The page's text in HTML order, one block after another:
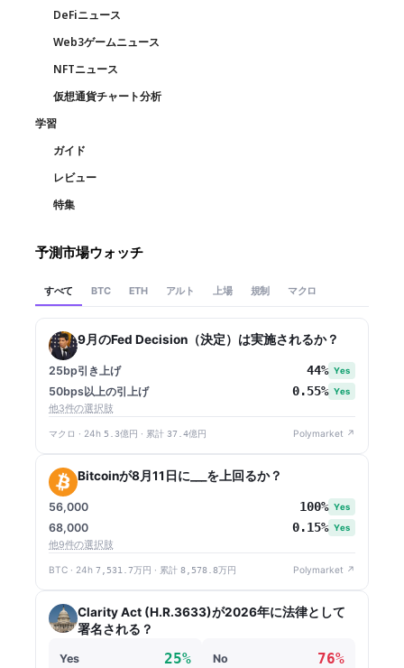
DeFiニュース
Web3ゲームニュース
NFTニュース
仮想通貨チャート分析
学習
ガイド
レビュー
特集
予測市場ウォッチ
すべて BTC ETH アルト 上場 規制 マクロ
9月のFed Decision（決定）は実施されるか？
25bp引き上げ 44% Yes
50bps以上の引上げ 0.55% Yes
他3件の選択肢
マクロ · 24h 5.3億円 · 累計 37.4億円 Polymarket ↗
Bitcoinが8月11日に___を上回るか？
56,000 100% Yes
68,000 0.15% Yes
他9件の選択肢
BTC · 24h 7,531.7万円 · 累計 8,578.8万円 Polymarket ↗
Clarity Act (H.R.3633)が2026年に法律として
署名される？
Yes 25% No 76%